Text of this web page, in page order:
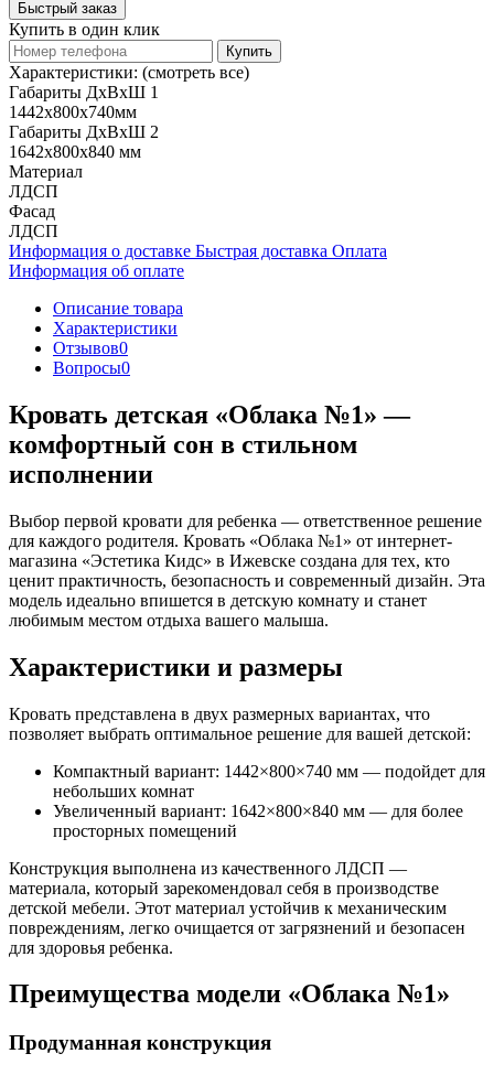
Быстрый заказ
Купить в один клик
Купить
Характеристики: (смотреть все)
Габариты ДхВхШ 1
1442х800х740мм
Габариты ДхВхШ 2
1642х800х840 мм
Материал
ЛДСП
Фасад
ЛДСП
Информация о доставке Быстрая доставка Оплата
Информация об оплате
Описание товара
Характеристики
Отзывов0
Вопросы0
Кровать детская «Облака №1» —
комфортный сон в стильном
исполнении
Выбор первой кровати для ребенка — ответственное решение
для каждого родителя. Кровать «Облака №1» от интернет-
магазина «Эстетика Кидс» в Ижевске создана для тех, кто
ценит практичность, безопасность и современный дизайн. Эта
модель идеально впишется в детскую комнату и станет
любимым местом отдыха вашего малыша.
Характеристики и размеры
Кровать представлена в двух размерных вариантах, что
позволяет выбрать оптимальное решение для вашей детской:
Компактный вариант: 1442×800×740 мм — подойдет для
небольших комнат
Увеличенный вариант: 1642×800×840 мм — для более
просторных помещений
Конструкция выполнена из качественного ЛДСП —
материала, который зарекомендовал себя в производстве
детской мебели. Этот материал устойчив к механическим
повреждениям, легко очищается от загрязнений и безопасен
для здоровья ребенка.
Преимущества модели «Облака №1»
Продуманная конструкция